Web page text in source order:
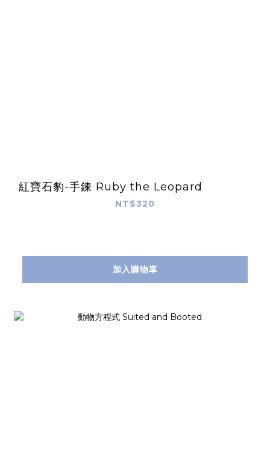
紅寶石豹-手鍊 Ruby the Leopard
NT$320
加入購物車